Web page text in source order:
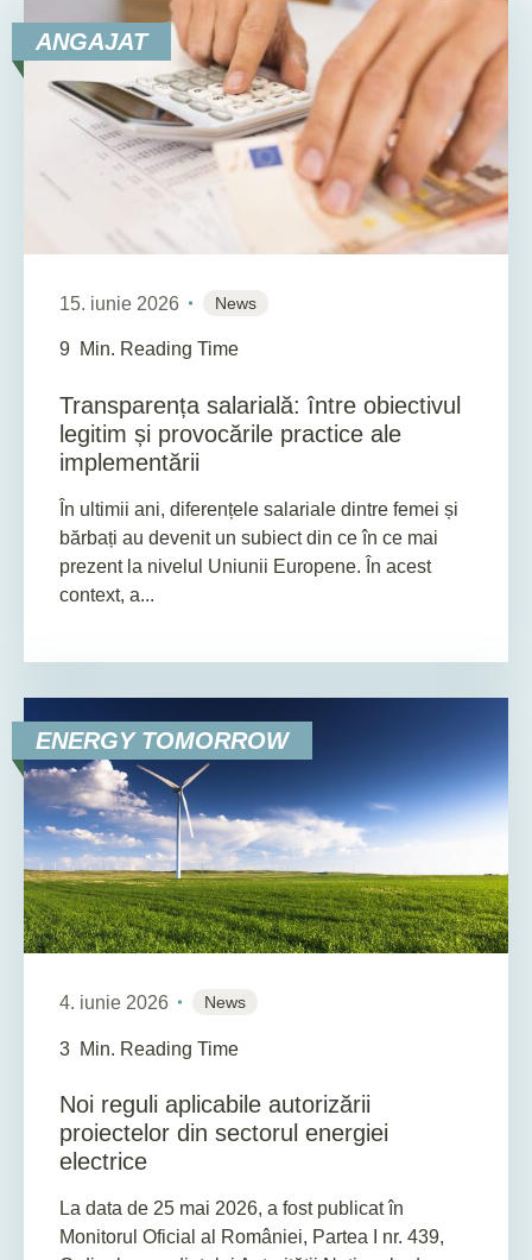
ANGAJAT
15. iunie 2026 News
9 Min. Reading Time
Transparența salarială: între obiectivul
legitim și provocările practice ale
implementării
În ultimii ani, diferențele salariale dintre femei și
bărbați au devenit un subiect din ce în ce mai
prezent la nivelul Uniunii Europene. În acest
context, a...
ENERGY TOMORROW
4. iunie 2026 News
3 Min. Reading Time
Noi reguli aplicabile autorizării
proiectelor din sectorul energiei
electrice
La data de 25 mai 2026, a fost publicat în
Monitorul Oficial al României, Partea I nr. 439,